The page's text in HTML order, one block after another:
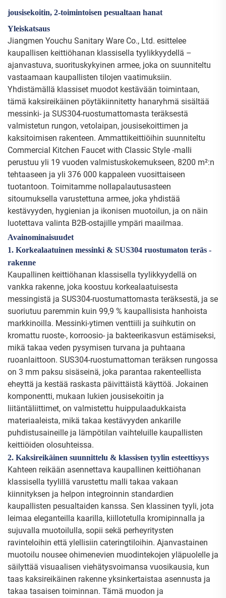
jousisekoitin, 2-toimintoisen pesualtaan hanat
Yleiskatsaus
Jiangmen Youchu Sanitary Ware Co., Ltd. esittelee
kaupallisen keittiöhanan klassisella tyylikkyydellä –
ajanvastuva, suorituskykyinen armee, joka on suunniteltu
vastaamaan kaupallisten tilojen vaatimuksiin.
Yhdistämällä klassiset muodot kestävään toimintaan,
tämä kaksireikäinen pöytäkiinnitetty hanaryhmä sisältää
messinki- ja SUS304-ruostumattomasta teräksestä
valmistetun rungon, vetolaipan, jousisekoittimen ja
kaksitoimisen rakenteen. Ammattikeittiöihin suunniteltu
Commercial Kitchen Faucet with Classic Style -malli
perustuu yli 19 vuoden valmistuskokemukseen, 8200 m²:n
tehtaaseen ja yli 376 000 kappaleen vuosittaiseen
tuotantoon. Toimitamme nollapalautusasteen
sitoumuksella varustettuna armee, joka yhdistää
kestävyyden, hygienian ja ikonisen muotoilun, ja on näin
luotettava valinta B2B-ostajille ympäri maailmaa.
Avainominaisuudet
1. Korkealaatuinen messinki & SUS304 ruostumaton teräs -
rakenne
Kaupallinen keittiöhanan klassisella tyylikkyydellä on
vankka rakenne, joka koostuu korkealaatuisesta
messingistä ja SUS304-ruostumattomasta teräksestä, ja se
suoriutuu paremmin kuin 99,9 % kaupallisista hanhoista
markkinoilla. Messinki-ytimen venttiili ja suihkutin on
kromattu ruoste-, korroosio- ja bakteerikasvun estämiseksi,
mikä takaa veden pysymisen turvana ja puhtaana
ruoanlaittoon. SUS304-ruostumattoman teräksen rungossa
on 3 mm paksu sisäseinä, joka parantaa rakenteellista
eheyttä ja kestää raskasta päivittäistä käyttöä. Jokainen
komponentti, mukaan lukien jousisekoitin ja
liitäntäliittimet, on valmistettu huippulaadukkaista
materiaaleista, mikä takaa kestävyyden ankarille
puhdistusaineille ja lämpötilan vaihteluille kaupallisten
keittiöiden olosuhteissa.
2. Kaksireikäinen suunnittelu & klassisen tyylin esteettisyys
Kahteen reikään asennettava kaupallinen keittiöhanan
klassisella tyylillä varustettu malli takaa vakaan
kiinnityksen ja helpon integroinnin standardien
kaupallisten pesualtaiden kanssa. Sen klassinen tyyli, jota
leimaa eleganteilla kaarilla, kiillotetulla kromipinnalla ja
sujuvalla muotoilulla, sopii sekä perheyritysten
ravinteloihin että ylellisiin cateringtiloihin. Ajanvastainen
muotoilu nousee ohimenevien muodintekojen yläpuolelle ja
säilyttää visuaalisen viehätysvoimansa vuosikausia, kun
taas kaksireikäinen rakenne yksinkertaistaa asennusta ja
takaa tasaisen toiminnan. Tämä muodon ja